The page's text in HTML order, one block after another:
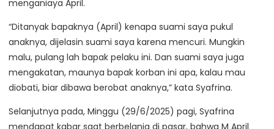
menganiaya April.
“Ditanyak bapaknya (April) kenapa suami saya pukul
anaknya, dijelasin suami saya karena mencuri. Mungkin
malu, pulang lah bapak pelaku ini. Dan suami saya juga
mengakatan, maunya bapak korban ini apa, kalau mau
diobati, biar dibawa berobat anaknya,” kata Syafrina.
Selanjutnya pada, Minggu (29/6/2025) pagi, Syafrina
mendapat kabar saat berbelanja di pasar, bahwa M April